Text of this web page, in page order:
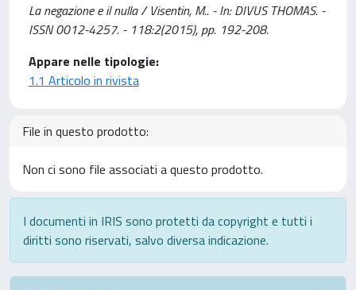
La negazione e il nulla / Visentin, M.. - In: DIVUS THOMAS. -
ISSN 0012-4257. - 118:2(2015), pp. 192-208.
Appare nelle tipologie:
1.1 Articolo in rivista
File in questo prodotto:
Non ci sono file associati a questo prodotto.
I documenti in IRIS sono protetti da copyright e tutti i
diritti sono riservati, salvo diversa indicazione.